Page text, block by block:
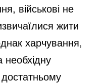
військові не
жити
харчування,